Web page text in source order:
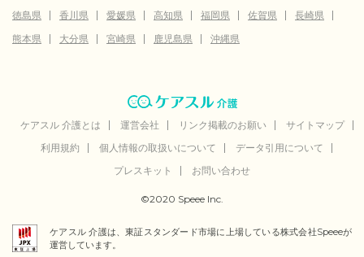
徳島県
香川県 愛媛県 高知県 福岡県 佐賀県
長崎県
熊本県
大分県 宮崎県 鹿児島県 沖縄県
ケアスル 介護とは 運営会社 リンク掲載のお願い
サイトマップ
利用規約
個人情報の取扱いについて
データ引用について
プレスキット
お問い合わせ
©2020 Speee Inc.
ケアスル 介護は、東証スタンダード市場に上場している株式会社Speeeが
運営しています。